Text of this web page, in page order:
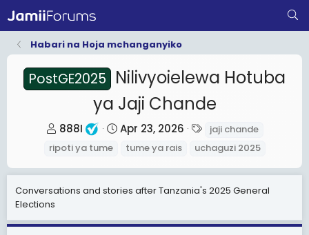
Habari na Hoja mchanganyiko
PostGE2025 Nilivyoielewa Hotuba
ya Jaji Chande
T
h
e
a
s
888I
S
r
t
a
Apr 23, 2026
a
s
jaji chande
ripoti ya tume
tume ya rais uchaguzi 2025
Conversations and stories after Tanzania's 2025 General
Elections